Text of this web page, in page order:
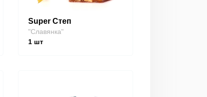
Super Степ
"Славянка"
1шт